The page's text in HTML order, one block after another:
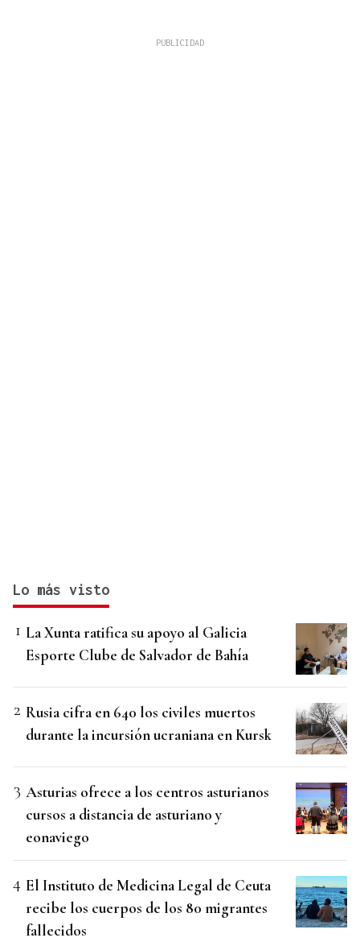
Lo más visto
La Xunta ratifica su apoyo al Galicia
Esporte Clube de Salvador de Bahía
Rusia cifra en 640 los civiles muertos
durante la incursión ucraniana en Kursk
Asturias ofrece a los centros asturianos
cursos a distancia de asturiano y
eonaviego
El Instituto de Medicina Legal de Ceuta
recibe los cuerpos de los 80 migrantes
fallecidos